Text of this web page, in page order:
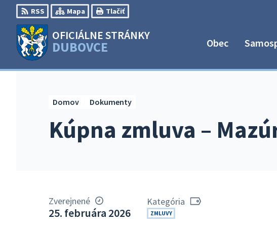
Preskočiť
na
obsah
RSS Mapa Tlačiť
OFICIÁLNE STRÁNKY
DUBOVCE Obec
Kúpna zmluva –
Domov Dokumenty
Zverejnené
25. februára 2026
Kategória
ZMLUVY